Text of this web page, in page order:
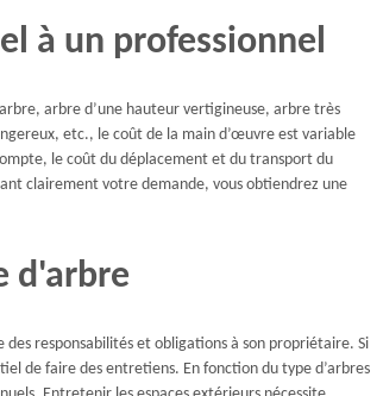
à un professionnel
arbre d’une hauteur vertigineuse, arbre très
etc., le coût de la main d’œuvre est variable
le coût du déplacement et du transport du
clairement votre demande, vous obtiendrez une
d'arbre
des responsabilités et obligations à son propriétaire. Si
de faire des entretiens. En fonction du type d’arbres